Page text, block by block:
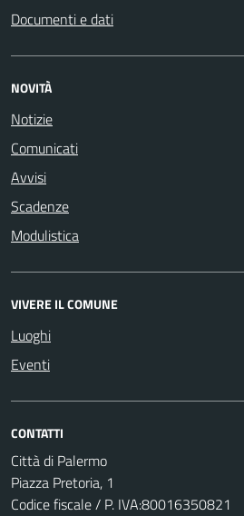
Documenti e dati
NOVITÀ
Notizie
Comunicati
Avvisi
Scadenze
Modulistica
VIVERE IL COMUNE
Luoghi
Eventi
CONTATTI
Città di Palermo
Piazza Pretoria, 1
Codice fiscale / P. IVA:80016350821